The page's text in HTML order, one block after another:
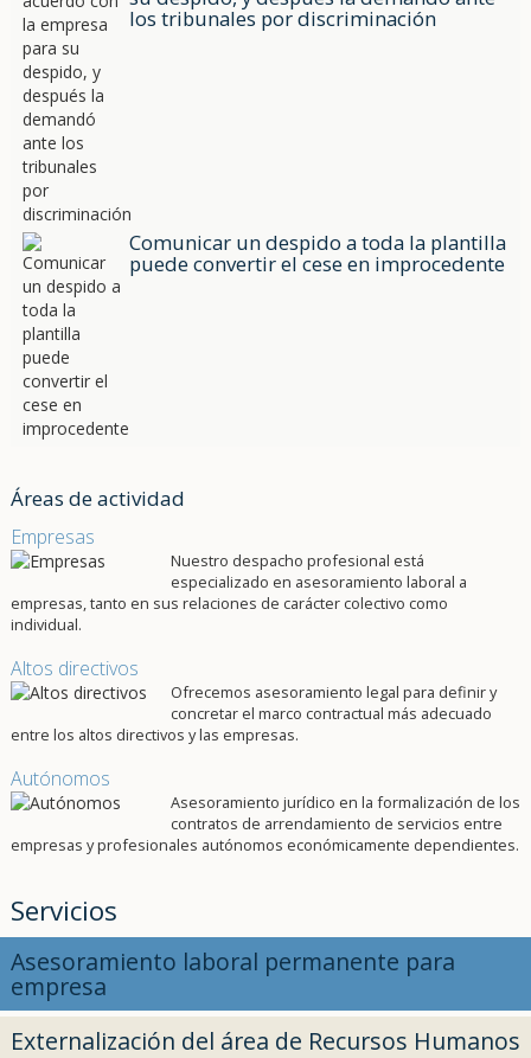
los tribunales por discriminación
Comunicar un despido a toda la plantilla
puede convertir el cese en improcedente
Áreas de actividad
Empresas
Nuestro despacho profesional está
especializado en asesoramiento laboral a
empresas, tanto en sus relaciones de carácter colectivo como
individual.
Altos directivos
Ofrecemos asesoramiento legal para definir y
concretar el marco contractual más adecuado
entre los altos directivos y las empresas.
Autónomos
Asesoramiento jurídico en la formalización de los
contratos de arrendamiento de servicios entre
empresas y profesionales autónomos económicamente dependientes.
Servicios
Asesoramiento laboral permanente para
empresa
Externalización del área de Recursos Humanos